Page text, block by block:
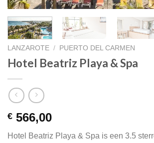
LANZAROTE / PUERTO DEL CARMEN
Hotel Beatriz Playa & Spa
€ 566,00
Hotel Beatriz Playa & Spa is een 3.5